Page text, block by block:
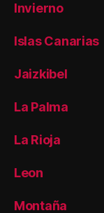
Invierno
Islas Canarias
Jaizkibel
La Palma
La Rioja
Leon
Montaña